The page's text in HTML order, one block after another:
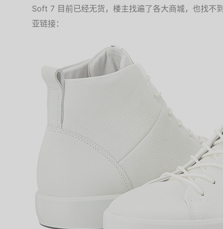
Soft 7 目前已经无货，楼主找遍了各大商城，也找不
亚链接：